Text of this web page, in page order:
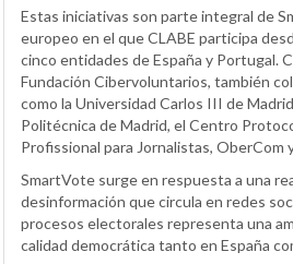
Estas iniciativas son parte integral de
europeo en el que CLABE participa
cinco entidades de España y Portugal.
Fundación Cibervoluntarios, también
como la Universidad Carlos III de
Politécnica de Madrid, el Centro
Profissional para Jornalistas, OberCom
SmartVote surge en respuesta a una
desinformación que circula en redes
procesos electorales representa una
calidad democrática tanto en España